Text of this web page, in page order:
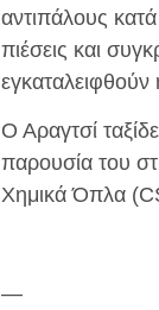
αντιπάλους
πιέσεις και
εγκαταλειφθούν
Ο Αραγτσί
παρουσία του
Χημικά Όπλα
—